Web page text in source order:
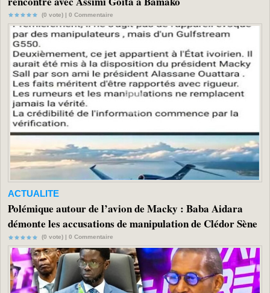
(0 vote) | 0 Commentaire
ACTUALITE
Polémique autour de l’avion de Macky : Baba Aidara
démonte les accusations de manipulation de Clédor Sène
(0 vote) | 0 Commentaire